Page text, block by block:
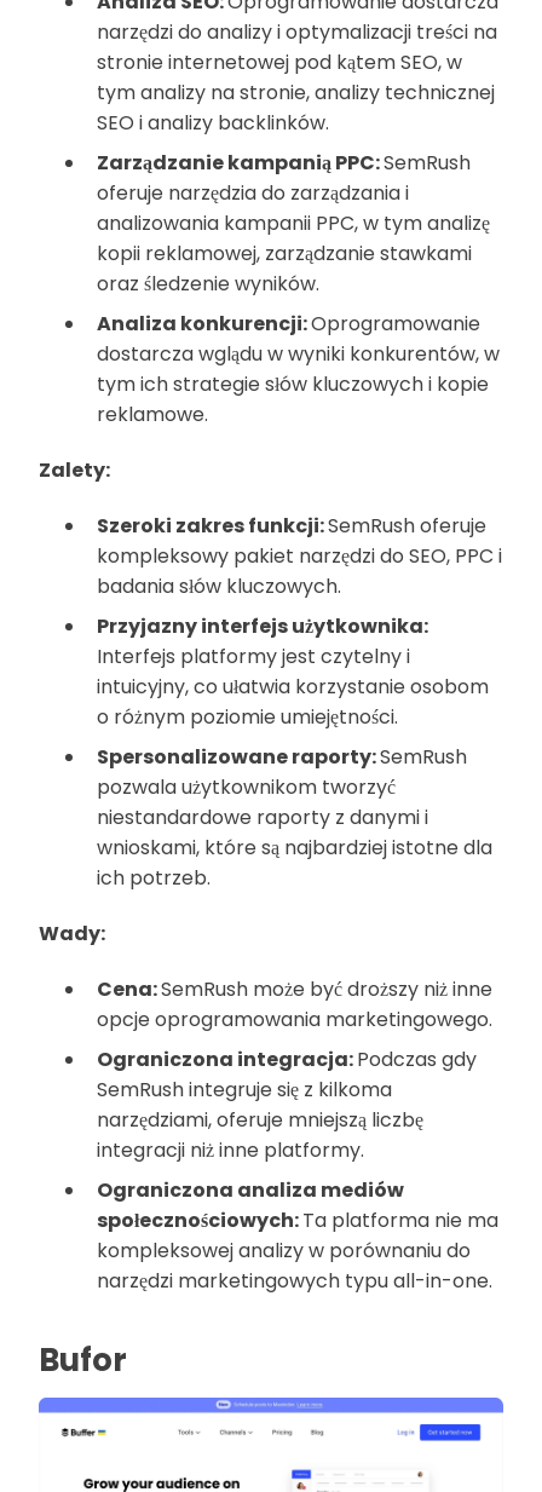
narzędzi do analizy i optymalizacji treści na
stronie internetowej pod kątem SEO, w
tym analizy na stronie, analizy technicznej
SEO i analizy backlinków.
Zarządzanie kampanią PPC:SemRush
oferuje narzędzia do zarządzania i
analizowania kampanii PPC, w tym analizę
kopii reklamowej, zarządzanie stawkami
oraz śledzenie wyników.
Analiza konkurencji:Oprogramowanie
dostarcza wglądu w wyniki konkurentów, w
tym ich strategie słów kluczowych i kopie
reklamowe.
Zalety:
Szeroki zakres funkcji:SemRush oferuje
kompleksowy pakiet narzędzi do SEO, PPC i
badania słów kluczowych.
Przyjazny interfejs użytkownika:
Interfejs platformy jest czytelny i
intuicyjny, co ułatwia korzystanie osobom
o różnym poziomie umiejętności.
Spersonalizowane raporty:SemRush
pozwala użytkownikom tworzyć
niestandardowe raporty z danymi i
wnioskami, które są najbardziej istotne dla
ich potrzeb.
Wady:
Cena:SemRush może być droższy niż inne
opcje oprogramowania marketingowego.
Ograniczona integracja:Podczas gdy
SemRush integruje się z kilkoma
narzędziami, oferuje mniejszą liczbę
integracji niż inne platformy.
Ograniczona analiza mediów
społecznościowych:Ta platforma nie ma
kompleksowej analizy w porównaniu do
narzędzi marketingowych typu all-in-one.
Bufor